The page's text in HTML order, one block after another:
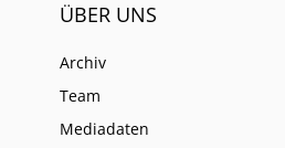
ÜBER UNS
Archiv
Team
Mediadaten